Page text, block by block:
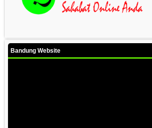
Bandung Website